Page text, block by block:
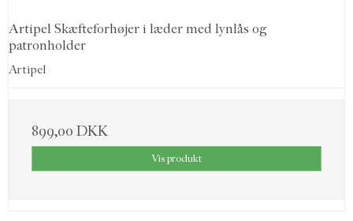
Artipel Skæfteforhøjer i læder med lynlås og
patronholder
Artipel
899,00 DKK
Vis produkt